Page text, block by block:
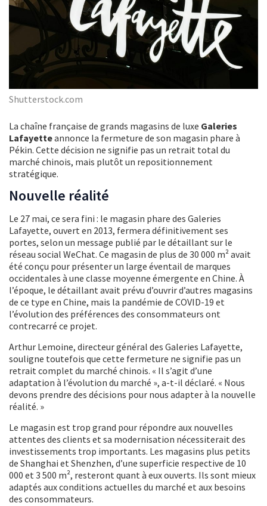
Shutterstock.com
La chaîne française de grands magasins de luxe Galeries
Lafayetteannonce la fermeture de son magasin phare à
Pékin. Cette décision ne signifie pas un retrait total du
marché chinois, mais plutôt un repositionnement
stratégique.
Nouvelle réalité
Le 27 mai, ce sera fini : le magasin phare des Galeries
Lafayette, ouvert en 2013, fermera définitivement ses
portes, selon un message publié par le détaillant sur le
réseau social WeChat. Ce magasin de plus de 30 000 m² avait
été conçu pour présenter un large éventail de marques
occidentales à une classe moyenne émergente en Chine. À
l’époque, le détaillant avait prévu d’ouvrir d’autres magasins
de ce type en Chine, mais la pandémie de COVID-19 et
l’évolution des préférences des consommateurs ont
contrecarré ce projet.
Arthur Lemoine, directeur général des Galeries Lafayette,
souligne toutefois que cette fermeture ne signifie pas un
retrait complet du marché chinois. « Il s’agit d’une
adaptation à l’évolution du marché », a-t-il déclaré. « Nous
devons prendre des décisions pour nous adapter à la nouvelle
réalité. »
Le magasin est trop grand pour répondre aux nouvelles
attentes des clients et sa modernisation nécessiterait des
investissements trop importants. Les magasins plus petits
de Shanghai et Shenzhen, d’une superficie respective de 10
000 et 3 500 m², resteront quant à eux ouverts. Ils sont mieux
adaptés aux conditions actuelles du marché et aux besoins
des consommateurs.